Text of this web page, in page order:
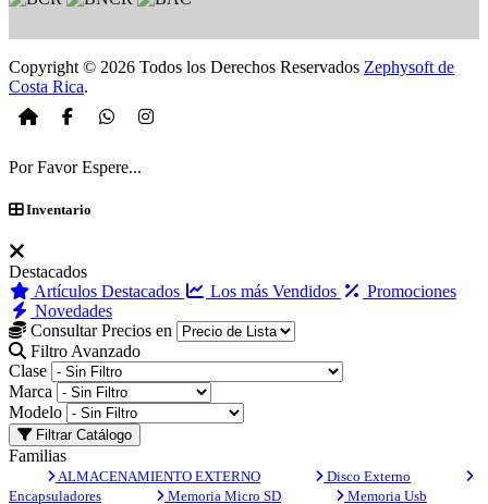
Copyright © 2026 Todos los Derechos Reservados Zephysoft de
Costa Rica.
Por Favor Espere...
Inventario
Destacados
Artículos Destacados
Los más Vendidos
Promociones
Novedades
Consultar Precios en
Filtro Avanzado
Clase
Marca
Modelo
Filtrar Catálogo
Familias
ALMACENAMIENTO EXTERNO
Disco Externo
Encapsuladores
Memoria Micro SD
Memoria Usb